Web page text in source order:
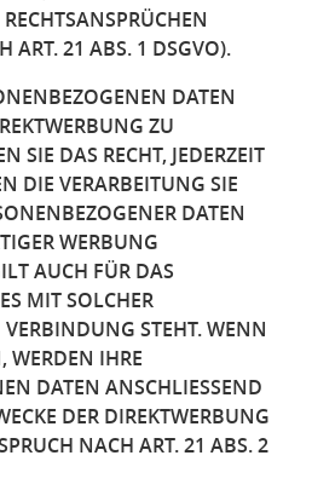
ART. 21 ABS. 1 DSGVO).
DATEN
ZU
SIE DAS RECHT, JEDERZEIT
DIE VERARBEITUNG SIE
DATEN
WERBUNG
AUCH FÜR DAS
MIT SOLCHER
STEHT. WENN
WERDEN IHRE
DATEN ANSCHLIESSEND
DER DIREKTWERBUNG
NACH ART. 21 ABS. 2